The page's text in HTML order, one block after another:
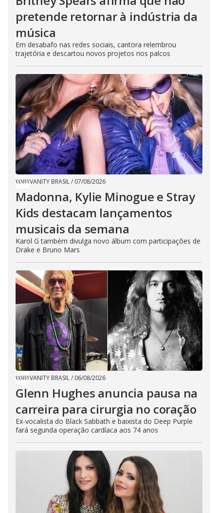
pretende retornar à indústria da
música
Em desabafo nas redes sociais, cantora relembrou
trajetória e descartou novos projetos nos palcos
VANITY BRASIL/ 07/08/2026
Madonna, Kylie Minogue e Stray
Kids destacam lançamentos
musicais da semana
Karol G também divulga novo álbum com participações de
Drake e Bruno Mars
VANITY BRASIL/ 06/08/2026
Glenn Hughes anuncia pausa na
carreira para cirurgia no coração
Ex-vocalista do Black Sabbath e baixista do Deep Purple
fará segunda operação cardíaca aos 74 anos